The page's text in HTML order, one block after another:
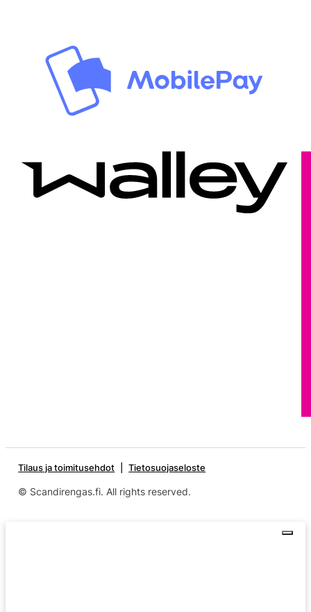
Tilaus ja toimitusehdot Tietosuojaseloste
© Scandirengas.fi. All rights reserved.